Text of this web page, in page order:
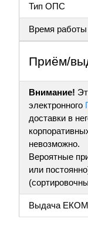
Тип ОПС
Время работы
Приём/
Внимание!
электронного
доставки в
невозможно.
Вероятные
или
Выдача ЕКОМ